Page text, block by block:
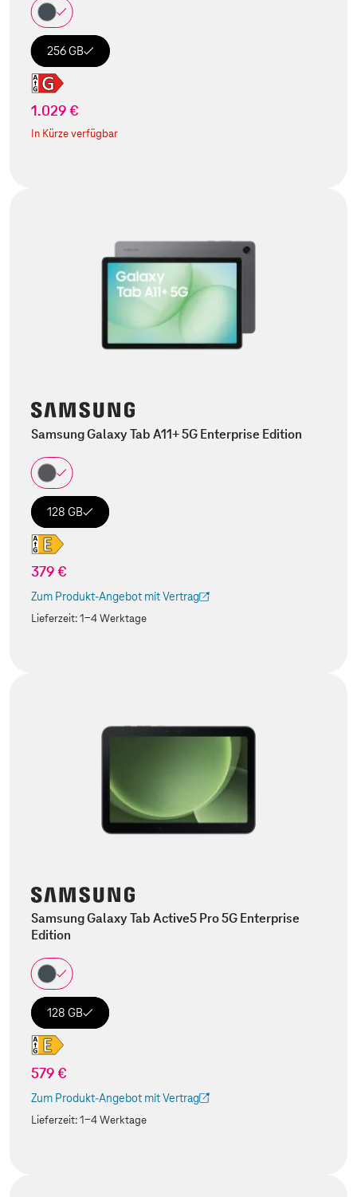
256 GB
1.029 €
In Kürze verfügbar
Samsung Galaxy Tab A11+ 5G Enterprise Edition
128 GB
379 €
Zum Produkt-Angebot mit Vertrag
(Der Link wird in einem neuen Tab geöffnet)
Lieferzeit:1-4 Werktage
Samsung Galaxy Tab Active5 Pro 5G Enterprise
Edition
128 GB
579 €
Zum Produkt-Angebot mit Vertrag
(Der Link wird in einem neuen Tab geöffnet)
Lieferzeit:1-4 Werktage